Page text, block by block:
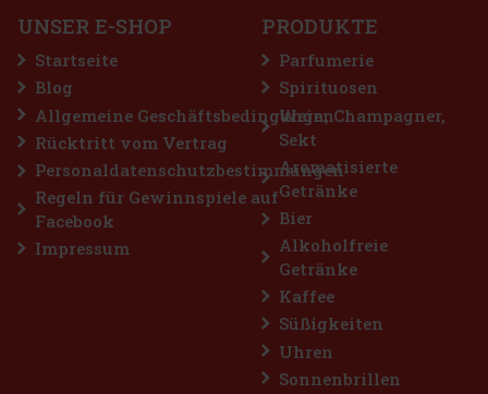
markanten und lang anhaltenden Eindruck – ideal für Fraue
18.93 € ohne VAT
UNSER E-SHOP
Startseite
Blog
Allgemeine Geschäftsbedingungen
Rücktritt vom Vertrag
Personaldatenschutzbestimmungen
Regeln für Gewinnspiele auf
Facebook
Impressum
PRODUKTE
Parfumerie
Spirituosen
Wein, Champagner,
Sekt
Aromatisierte
Getränke
Bier
Alkoholfreie
Getränke
Kaffee
Süßigkeiten
Uhren
Sonnenbrillen